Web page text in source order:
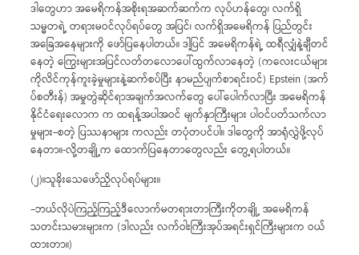
ဒါတွေဟာ အမေရိကန်အစိုးရအဆက်ဆက်က လုပ်ဟန်တွေ၊ လက်ရှိ
သမ္မတရဲ့ တရားမဝင်လုပ်ရပ်တွေ အပြင်၊ လက်ရှိအမေရိကန် ပြည်တွင်း
အခြေအနေများကို ဖော်ပြနေပါတယ်။ ဒါ့ပြင် အမေရိကန်ရဲ့ ထရီလျှံနဲ့ချီတင်
နေတဲ့ ကြွေးများအပြင်လတ်တလောပေါ်ထွက်လာနေတဲ့ (ကလေးငယ်များ
ကိုလိင်ကုန်ကူးခဲ့မှုများနဲ့ဆက်စပ်ပြီး နာမည်ပျက်စာရင်းဝင်) Epstein (အက်
ပ်စတီးန်) အမှုတွဲဆိုင်ရာအချက်အလက်တွေ ပေါ်ပေါက်လာပြီး အမေရိကန်
နိုင်ငံရေးလောက က ထရန့်အပါအဝင် မျက်နှာကြီးများ ပါဝင်ပတ်သက်လာ
မှုများ–စတဲ့ ပြဿနာများ ကလည်း တပုံတပင်ပါ။ ဒါတွေကို အာရုံလွှဲဖို့လုပ်
နေတာ။-လို့တချို့က ထောက်ပြနေတာတွေလည်း တွေ့ရပါတယ်။
(၂)။သူခိုးသေဖော်ညှိလုပ်ရပ်များ။
–ဘယ်လိုပဲကြည့်ကြည့်ဒီလောက်မတရားတာကြီးကိုတချို့ အမေရိကန်
သတင်းသမားများက (ဒါလည်း လက်ဝါးကြီးအုပ်အရင်းရှင်ကြီးများက ဝယ်
ထားတာ။)